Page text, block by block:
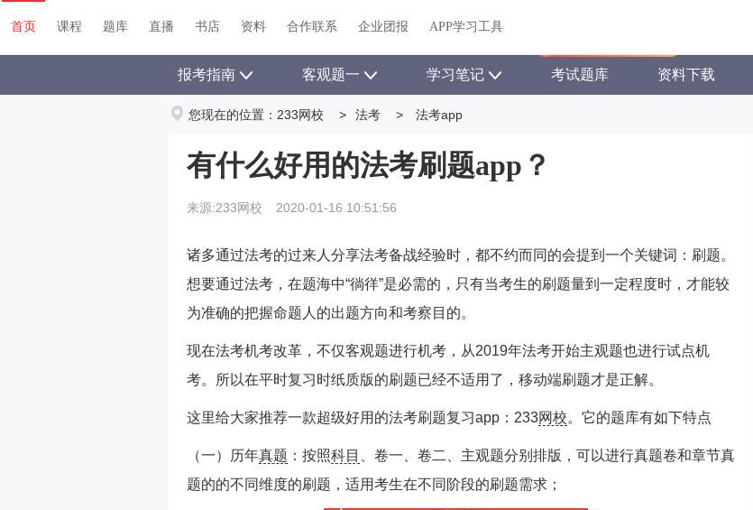
首页 课程 题库 直播 书店 资料 关于我们 帮助中心
首页 课程 题库 直播 书店 资料 合作联系 企业团报 APP学习工具
报考指南 客观题一 学习笔记 考试题库 资料下载
您现在的位置： 233网校 > 法考 > 法考app
有什么好用的法考刷题app？
来源:233网校 2020-01-16 10:51:56
诸多通过法考的过来人分享法考备战经验时，都不约而同的会提到一个关键词：刷题。
想要通过法考，在题海中“徜徉”是必需的，只有当考生的刷题量到一定程度时，才能较
为准确的把握命题人的出题方向和考察目的。
现在法考机考改革，不仅客观题进行机考，从2019年法考开始主观题也进行试点机
考。所以在平时复习时纸质版的刷题已经不适用了，移动端刷题才是正解。
这里给大家推荐一款超级好用的法考刷题复习app：233网校。它的题库有如下特点
（一）历年真题 ：按照科目
、卷一、卷二、主观题分别排版，可以进行真题卷和章节真
题的的不同维度的刷题，适用考生在不同阶段的刷题需求；